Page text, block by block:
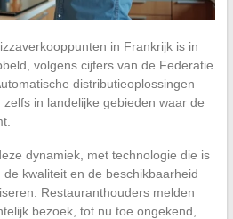
in Frankrijk is in
volgens cijfers van de Federatie
distributieoplossingen
in landelijke gebieden waar de
dynamiek, met technologie die is
kwaliteit en de beschikbaarheid
Restauranthouders melden
bezoek, tot nu toe ongekend,